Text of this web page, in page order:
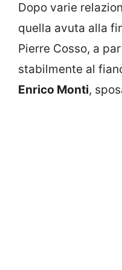
Dopo varie
quella avuta alla
Pierre Cosso, a
stabilmente al
Enrico Monti,